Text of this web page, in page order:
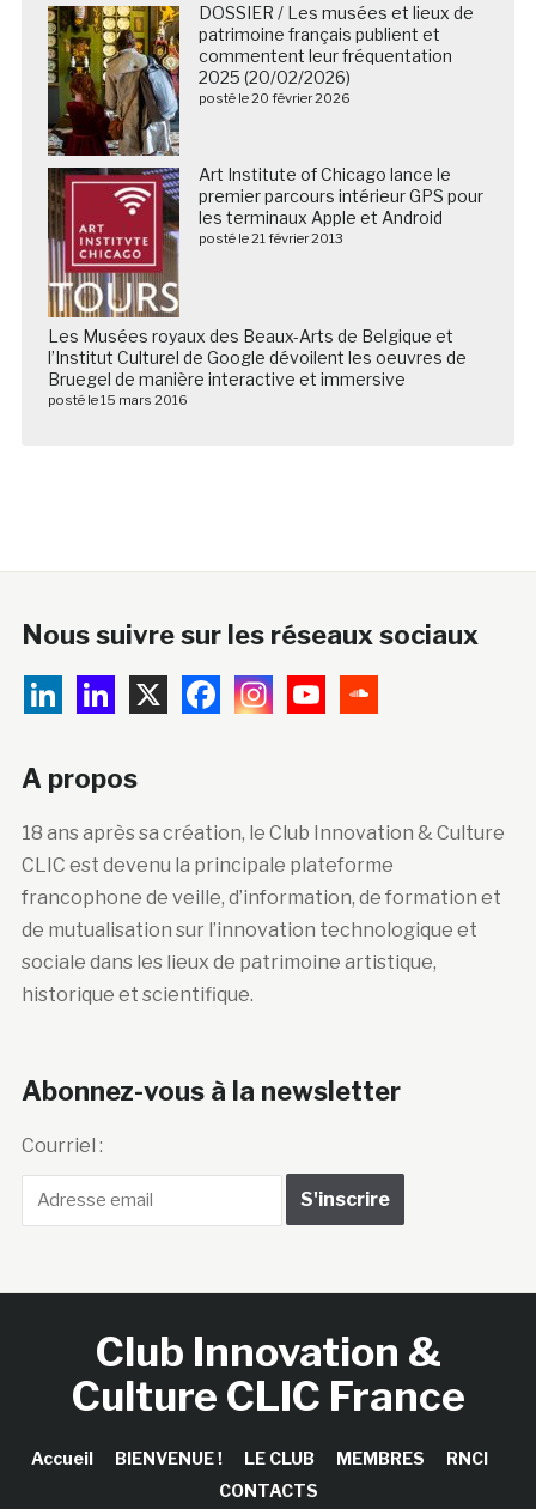
DOSSIER / Les musées et lieux de
patrimoine français publient et
commentent leur fréquentation
2025 (20/02/2026)
posté le 20 février 2026
Art Institute of Chicago lance le
premier parcours intérieur GPS pour
les terminaux Apple et Android
posté le 21 février 2013
Les Musées royaux des Beaux-Arts de Belgique et
l’Institut Culturel de Google dévoilent les oeuvres de
Bruegel de manière interactive et immersive
posté le 15 mars 2016
Nous suivre sur les réseaux sociaux
A propos
18 ans après sa création, le Club Innovation & Culture
CLIC est devenu la principale plateforme
francophone de veille, d’information, de formation et
de mutualisation sur l’innovation technologique et
sociale dans les lieux de patrimoine artistique,
historique et scientifique.
Abonnez-vous à la newsletter
Courriel :
Club Innovation &
Culture CLIC France
Accueil BIENVENUE ! LE CLUB MEMBRES
RNCI
CONTACTS